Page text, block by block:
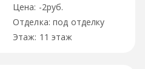
-2руб.
под отделку
11 этаж